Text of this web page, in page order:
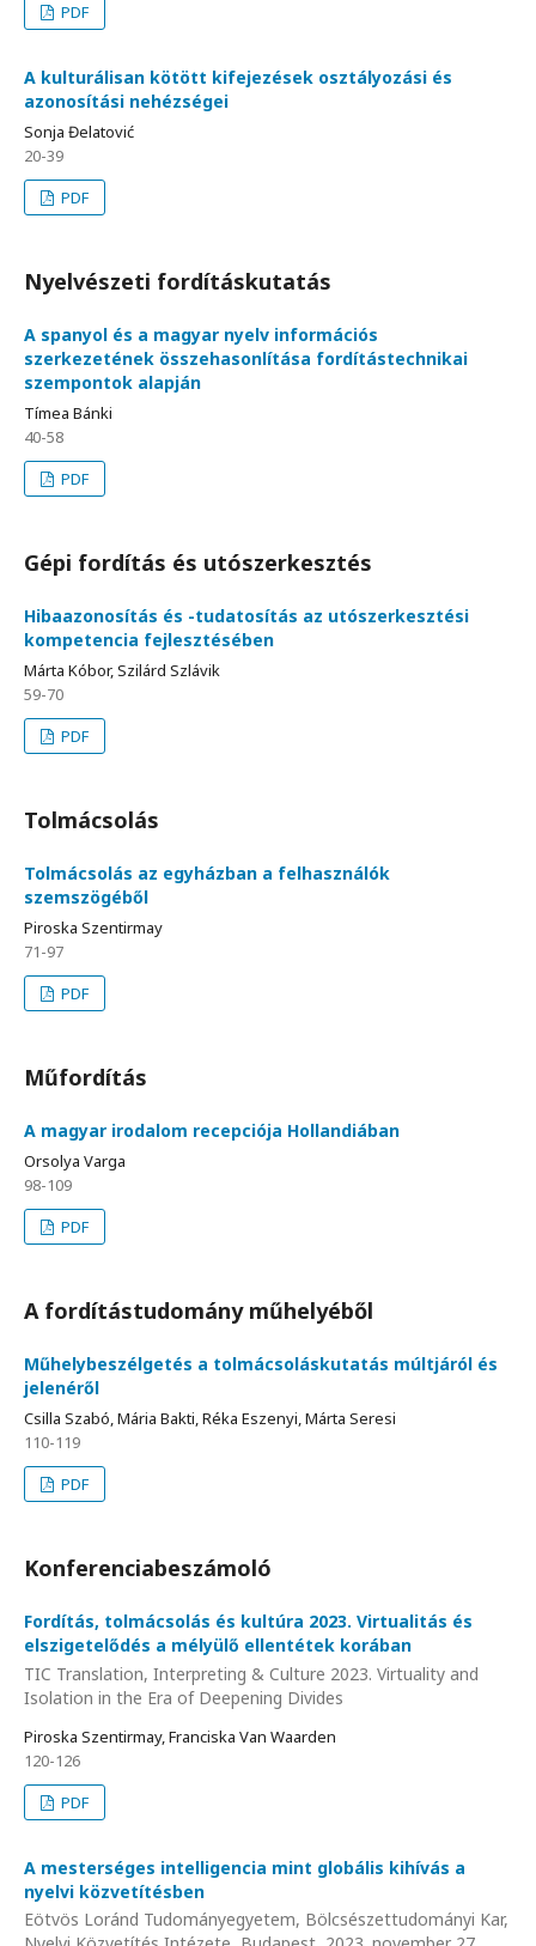
PDF
A kulturálisan kötött kifejezések osztályozási és
azonosítási nehézségei
Sonja Ɖelatović
20-39
PDF
Nyelvészeti fordításkutatás
A spanyol és a magyar nyelv információs
szerkezetének összehasonlítása fordítástechnikai
szempontok alapján
Tímea Bánki
40-58
PDF
Gépi fordítás és utószerkesztés
Hibaazonosítás és -tudatosítás az utószerkesztési
kompetencia fejlesztésében
Márta Kóbor, Szilárd Szlávik
59-70
PDF
Tolmácsolás
Tolmácsolás az egyházban a felhasználók
szemszögéből
Piroska Szentirmay
71-97
PDF
Műfordítás
A magyar irodalom recepciója Hollandiában
Orsolya Varga
98-109
PDF
A fordítástudomány műhelyéből
Műhelybeszélgetés a tolmácsoláskutatás múltjáról és
jelenéről
Csilla Szabó, Mária Bakti, Réka Eszenyi, Márta Seresi
110-119
PDF
Konferenciabeszámoló
Fordítás, tolmácsolás és kultúra 2023. Virtualitás és
elszigetelődés a mélyülő ellentétek korában
TIC Translation, Interpreting & Culture 2023. Virtuality and
Isolation in the Era of Deepening Divides
Piroska Szentirmay, Franciska Van Waarden
120-126
PDF
A mesterséges intelligencia mint globális kihívás a
nyelvi közvetítésben
Eötvös Loránd Tudományegyetem, Bölcsészettudományi Kar,